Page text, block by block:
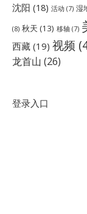
沈阳 (18) 活动 (7) 湿
(8) 秋天 (13) 移轴 (7)
西藏 (19) 视频
龙首山 (26)
登录入口